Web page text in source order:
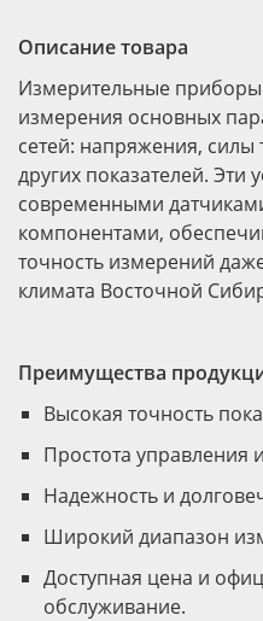
Описание товара
Измерительные
измерения основных
сетей: напряжения, силы
других показателей. Эти
современными
компонентами,
точность измерений
климата Восточной
Преимущества
Высокая точность
Простота управления
Надежность и
Широкий диапазон
Доступная цена и
обслуживание.